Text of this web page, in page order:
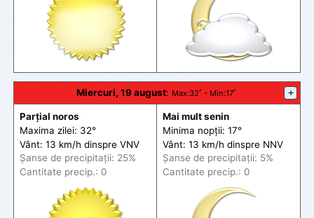
Miercuri, 19 august: Max:32˚ - Min:17˚ +
Parțial noros
Maxima zilei: 32°
Vânt: 13 km/h dinspre VNV
Șanse de precipitații: 25%
Cantitate precip.: 0
Mai mult senin
Minima nopții: 17°
Vânt: 13 km/h dinspre NNV
Șanse de precipitații: 5%
Cantitate precip.: 0